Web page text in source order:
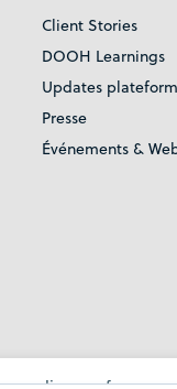
Client Stories
DOOH Learnings
Updates
Presse
Événements &